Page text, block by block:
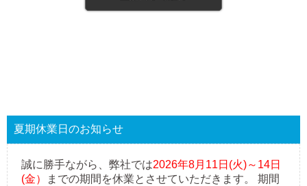
夏期休業日のお知らせ
誠に勝手ながら、弊社では2026年8月11日(火)～14日
(金）
までの期間を休業とさせていただきます。 期間